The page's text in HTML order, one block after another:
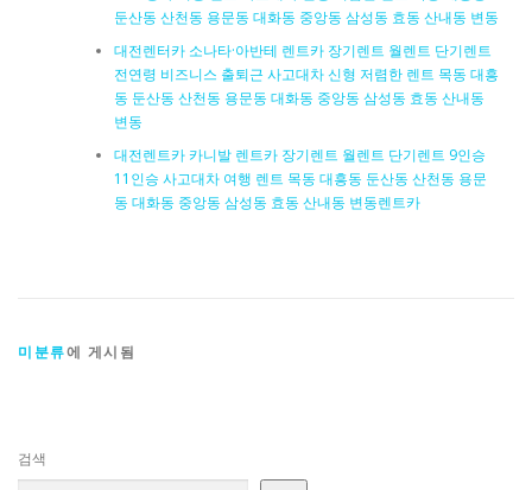
둔산동 산천동 용문동 대화동 중앙동 삼성동 효동 산내동 변동
대전렌터카 소나타·아반테 렌트카 장기렌트 월렌트 단기렌트
전연령 비즈니스 출퇴근 사고대차 신형 저렴한 렌트 목동 대흥
동 둔산동 산천동 용문동 대화동 중앙동 삼성동 효동 산내동
변동
대전렌트카 카니발 렌트카 장기렌트 월렌트 단기렌트 9인승
11인승 사고대차 여행 렌트 목동 대흥동 둔산동 산천동 용문
동 대화동 중앙동 삼성동 효동 산내동 변동렌트카
미분류에 게시됨
검색